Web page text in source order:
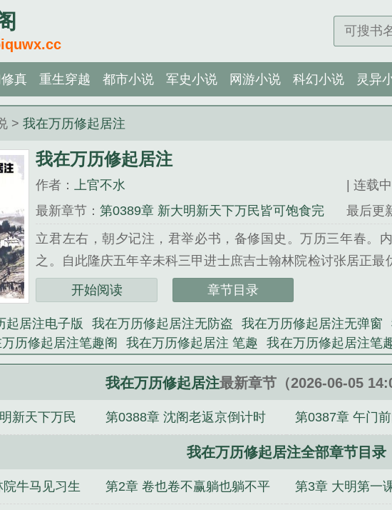
真 重生穿越 都市小说 军史小说 网游小说 科幻小说 灵异
>我在万历修起居注
我在万历修起居注
作者： 上官不水
| 连载中
最新章节：第0389章 新大明新天下万民皆可饱食完
最后更
立君左右，朝夕记注，君举必书，备修国史。万历三年春。
之。自此隆庆五年辛未科三甲进士庶吉士翰林院检讨张居正
撰起居注的史官生涯。那日，小万历醉酒误经筵。沈念挺胸写
那月，大批宦官充当矿监税使，搜刮民财。沈念梗着脖子写道
帝不郊不庙不朝不见不批不讲。沈念与一众史官高呼宁鸣而
沈念我大抵是病了，横竖都睡不着，得了张居正挽天倾的病
《我在万历修起居注》是上官不水精心创作的都市小说类小说。
开始阅读 章节目录
起居注电子版 我在万历修起居注无防盗 我在万历修起居注无弹窗
历修起居注笔趣阁 我在万历修起居注 笔趣 我在万历修起居注笔
读 万历起居注pdf 我在万历修起居注92 我在万历修起居注 92
我在万历修起居注笔趣 重生在万历年间 我在万历修起居注
快穿：领主大人的小哭包已上线 幽冥女帝 超神：我是天使的外挂
恃美而娇，纨绔世子他宠妻无度
我在万历修起居注最新章节（2026-06-05
新天下万民 第0388章 沈阁老返京倒计时
大明巨变的前夜
第0387章 午门
沈阁老回京主持
我在万历修起居注全部章节目录
牛马见习生 第2章 卷也卷不赢躺也躺不平 第3章 大明第一